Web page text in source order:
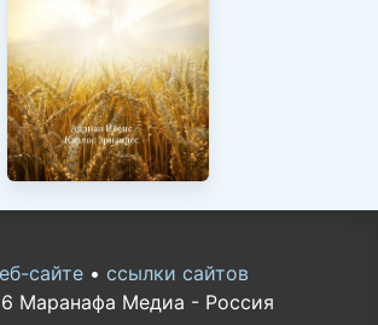
сайте• ссылки сайтов
Маранафа Медиа - Россия